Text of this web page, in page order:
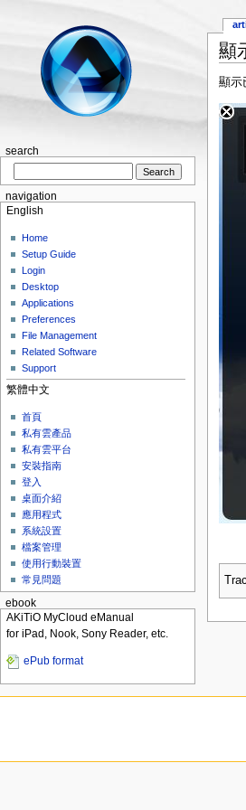
顯
顯示
search
navigation
English
Home
Setup Guide
Login
Desktop
Applications
Preferences
File Management
Related Software
Support
繁體中文
首頁
私有雲產品
私有雲平台
安裝指南
登入
桌面介紹
應用程式
系統設置
檔案管理
使用行動裝置
常見問題
ebook
AKiTiO MyCloud eManual
for iPad, Nook, Sony Reader, etc.
ePub format